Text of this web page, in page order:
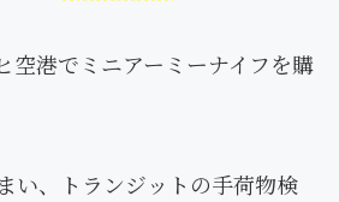
空港でミニアーミーナイフを購
い、トランジットの手荷物検